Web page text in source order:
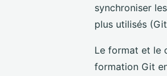
synchroniser
plus utilisés
Le format et le
formation Git